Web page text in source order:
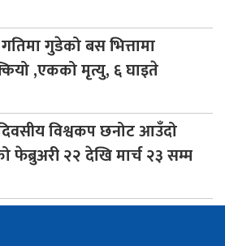
गतिमा गुडेको बस भित्तामा
,एकको मृत्यु, ६ घाइते
विश्वकप छनोट आउँदो
फेब्रुअरी २२ देखि मार्च २३ सम्म